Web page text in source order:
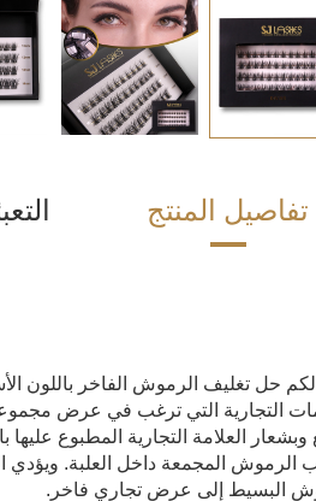
تفاصيل المنتج
التجارية التي ترغب في عرض
وبشعار العلامة التجارية المطبوع
الرموش المجمعة داخل العلبة. ويؤدي
البسيط إلى عرض تجاري فاخر.